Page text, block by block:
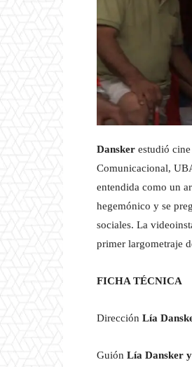
Dansker estudió
Comunicacional,
entendida como un
hegemónico y se
sociales. La
primer largometraje
FICHA TÉCNICA
Dirección Lía
Guión Lía Dansker